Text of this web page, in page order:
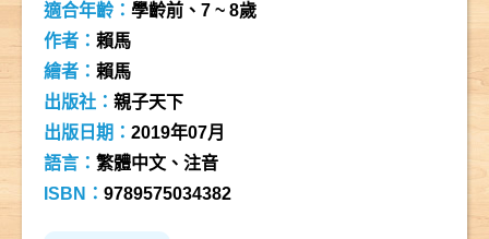
適合年齡：學齡前、7 ~ 8歲
作者：賴馬
繪者：賴馬
出版社：親子天下
出版日期：2019年07月
語言：繁體中文、注音
ISBN：9789575034382